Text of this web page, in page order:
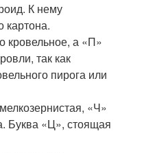
К нему
картона.
кровельное, а «П»
так как
пирога или
«Ч»
Буква «Ц», стоящая